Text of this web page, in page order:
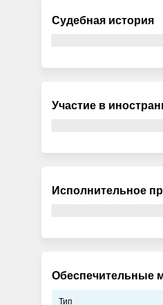
Судебная история
Участие в
Исполнительное
Обеспечительные
Тип